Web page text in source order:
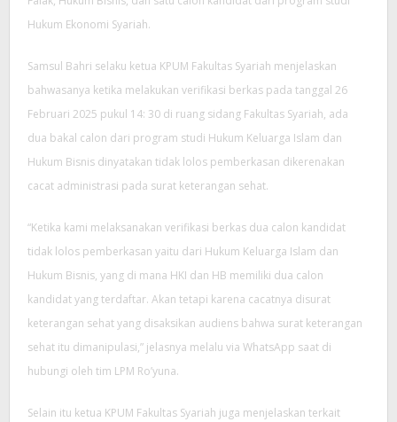
Hukum Ekonomi Syariah.
Samsul Bahri selaku ketua KPUM Fakultas Syariah menjelaskan
bahwasanya ketika melakukan verifikasi berkas pada tanggal 26
Februari 2025 pukul 14: 30 di ruang sidang Fakultas Syariah, ada
dua bakal calon dari program studi Hukum Keluarga Islam dan
Hukum Bisnis dinyatakan tidak lolos pemberkasan dikerenakan
cacat administrasi pada surat keterangan sehat.
“Ketika kami melaksanakan verifikasi berkas dua calon kandidat
tidak lolos pemberkasan yaitu dari Hukum Keluarga Islam dan
Hukum Bisnis, yang di mana HKI dan HB memiliki dua calon
kandidat yang terdaftar. Akan tetapi karena cacatnya disurat
keterangan sehat yang disaksikan audiens bahwa surat keterangan
sehat itu dimanipulasi,” jelasnya melalu via WhatsApp saat di
hubungi oleh tim LPM Ro’yuna.
Selain itu ketua KPUM Fakultas Syariah juga menjelaskan terkait